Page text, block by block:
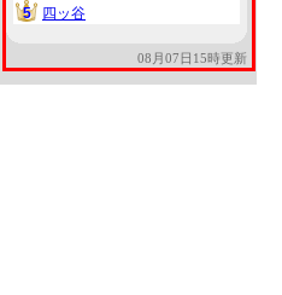
5
5 四ッ谷
08月07日15時更新